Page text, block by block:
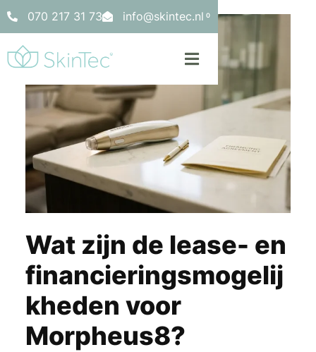
070 217 31 73 info@skintec.nl 0
Wat zijn de lease- en
financieringsmogelij
kheden voor
Morpheus8?